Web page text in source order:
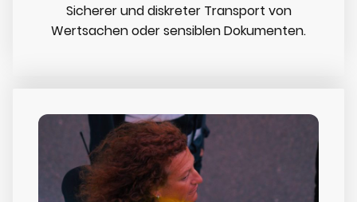
Sicherer und diskreter Transport von
Wertsachen oder sensiblen Dokumenten.